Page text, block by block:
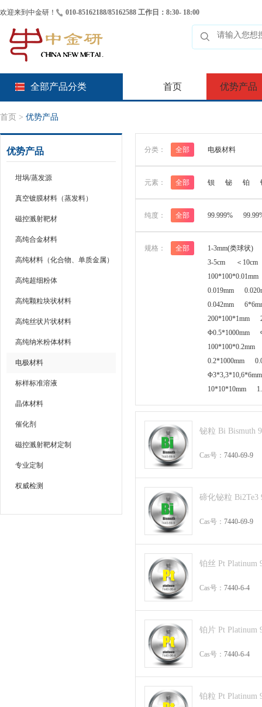
欢迎来到中金研！ 010-85162188/85162588 工作日：8:30- 18:00
全部产品分类 首页 优势产品
首页 > 优势产品
优势产品
坩埚/蒸发源
真空镀膜材料（蒸发料）
磁控溅射靶材
高纯合金材料
高纯材料（化合物、单质金属）
高纯超细粉体
高纯颗粒块状材料
高纯丝状片状材料
高纯纳米粉体材料
电极材料
标样标准溶液
晶体材料
催化剂
磁控溅射靶材定制
专业定制
权威检测
分类： 全部 电极材料
元素： 全部 钡 铋 铂
纯度： 全部 99.999%
规格： 全部
1-3mm(类球状)
3-5cm
＜10cm
100*100*0.01mm
0.019mm
0.042mm
200*100*1mm
Φ0.5*1000mm
100*100*0.2mm
0.2*1000mm
Φ3*3,3*10,6*6mm
10*10*10mm
铋粒 Bi Bismuth
Cas号： 7440-69-9
碲化铋粒 Bi2Te3
Cas号： 7440-69-9
铂丝 Pt Platinum
Cas号： 7440-6-4
铂片 Pt Platinum
Cas号： 7440-6-4
铂粒 Pt Platinum